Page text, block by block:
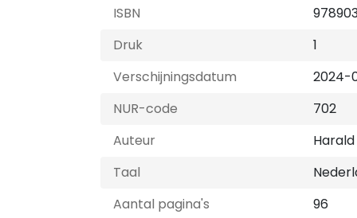
ISBN
Druk
1
Verschijningsdatum
2024-
NUR-code
702
Auteur
Taal
Aantal pagina's
96